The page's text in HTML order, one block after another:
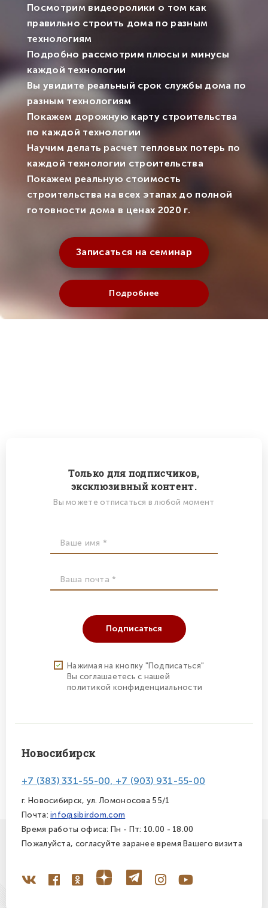
Посмотрим видеоролики о том как
правильно строить дома по разным
технологиям
Подробно рассмотрим плюсы и минусы
каждой технологии
Вы увидите реальный срок службы дома по
разным технологиям
Покажем дорожную карту строительства
по каждой технологии
Научим делать расчет тепловых потерь по
каждой технологии строительства
Покажем реальную стоимость
строительства на всех этапах до полной
готовности дома в ценах 2020 г.
Записаться на семинар
Подробнее
Только для подписчиков,
эксклюзивный контент.
Вы можете отписаться в любой момент
Подписаться
Нажимая на кнопку "Подписаться"
Вы соглашаетесь с нашей
политикой конфиденциальности
Новосибирск
+7 (383) 331-55-00, +7 (903) 931-55-00
г. Новосибирск, ул. Ломоносова 55/1
Почта:info@sibirdom.com
Время работы офиса: Пн - Пт: 10.00 - 18.00
Пожалуйста, согласуйте заранее время Вашего визита